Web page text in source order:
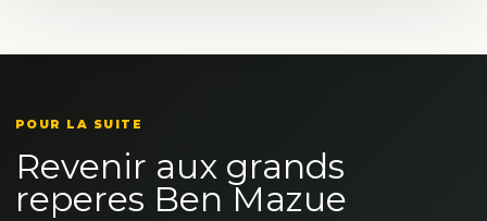
POUR LA SUITE
Revenir aux grands
reperes Ben Mazue